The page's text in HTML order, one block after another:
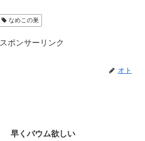
e
n
a
なめこの巣
スポンサーリンク
オト
早くバウム欲しい